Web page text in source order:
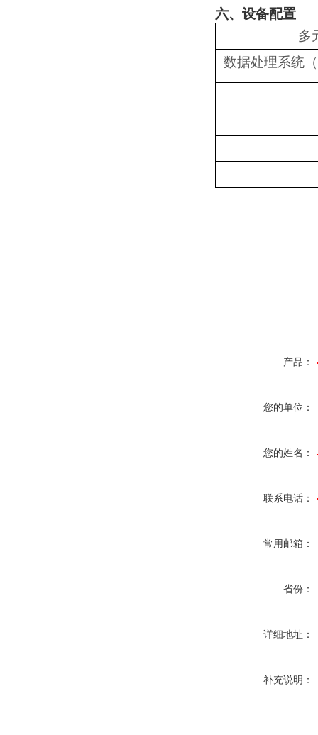
六、设备配置
多
数据处理系统
产品：
您的单位：
您的姓名：
联系电话：
常用邮箱：
省份：
详细地址：
补充说明：